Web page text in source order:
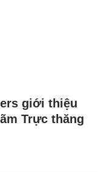
giới thiệu
Trực thăng